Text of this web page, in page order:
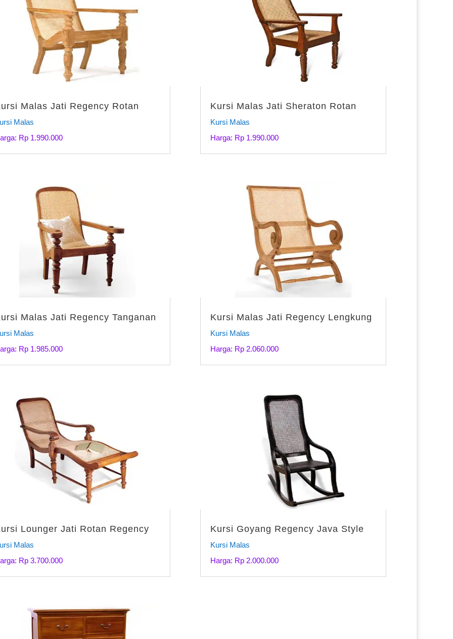
Malas Jati Regency Rotan
Malas
Rp 1.990.000
Malas Jati Regency Tanganan
Malas
Rp 1.985.000
Lounger Jati Rotan Regency
Malas
Rp 3.700.000
Kursi Malas Jati Sheraton Rotan
Kursi Malas
Harga: Rp 1.990.000
Kursi Malas Jati Regency Lengkung
Kursi Malas
Harga: Rp 2.060.000
Kursi Goyang Regency Java Style
Kursi Malas
Harga: Rp 2.000.000